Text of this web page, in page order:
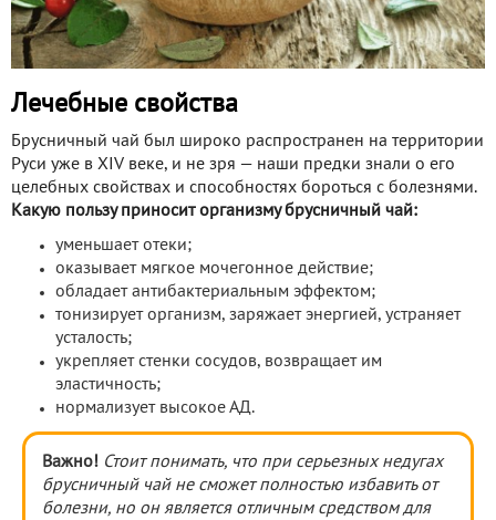
Лечебные свойства
Брусничный чай был широко распространен на территории
Руси уже в XIV веке, и не зря — наши предки знали о его
целебных свойствах и способностях бороться с болезнями.
Какую пользу приносит организму брусничный чай:
уменьшает отеки;
оказывает мягкое мочегонное действие;
обладает антибактериальным эффектом;
тонизирует организм, заряжает энергией, устраняет
усталость;
укрепляет стенки сосудов, возвращает им
эластичность;
нормализует высокое АД.
Важно! Стоит понимать, что при серьезных недугах
брусничный чай не сможет полностью избавить от
болезни, но он является отличным средством для